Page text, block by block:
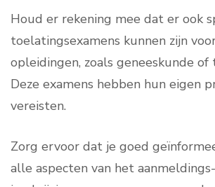
Houd er rekening mee dat er ook
toelatingsexamens kunnen zijn
opleidingen, zoals geneeskunde of
Deze examens hebben hun eigen
vereisten.
Zorg ervoor dat je goed
alle aspecten van het